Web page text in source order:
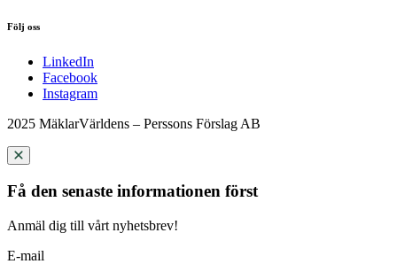
Följ oss
LinkedIn
Facebook
Instagram
2025 MäklarVärldens – Perssons Förslag AB
Få den senaste informationen först
Anmäl dig till vårt nyhetsbrev!
E-mail